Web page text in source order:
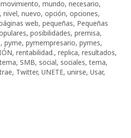
movimiento, mundo, necesario,
, nivel, nuevo, opción, opciones,
web, pequeñas, Pequeñas
, posibilidades, premisa,
, pyme, pymempresario, pymes,
, rentabilidad., replica, resultados,
, SMB, social, sociales,tema,
trae, Twitter, UNETE, unirse, Usar,